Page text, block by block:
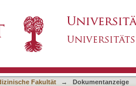
in implant
Fakultät → Dokumentanzeige